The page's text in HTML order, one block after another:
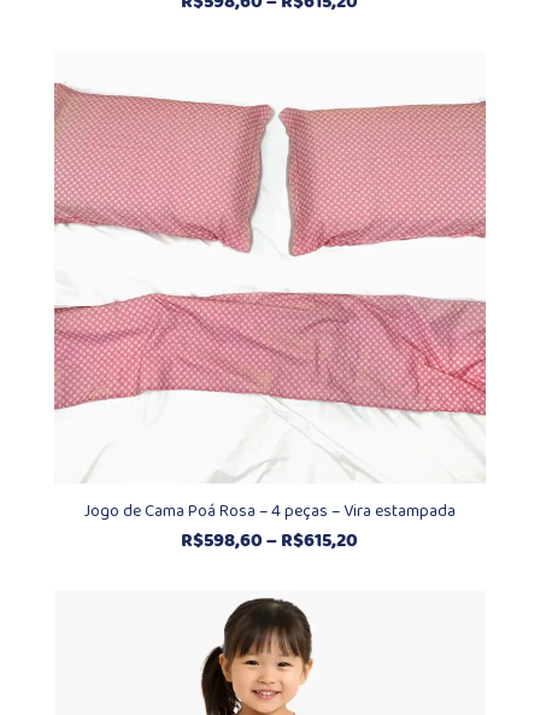
através
R$615,20
Jogo de Cama Poá Rosa – 4 peças – Vira estampada
R$598,60–R$615,20